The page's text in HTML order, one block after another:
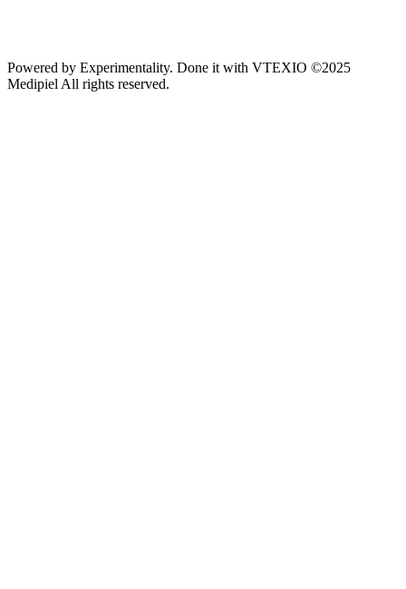
Powered by Experimentality. Done it with VTEXIO ©2025
Medipiel All rights reserved.